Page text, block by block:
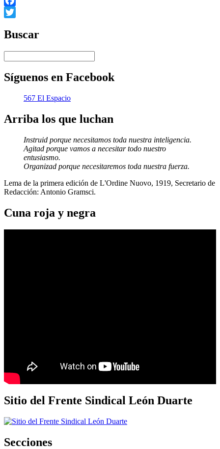
Facebook
Buscar
Síguenos en Facebook
567 El Espacio
Arriba los que luchan
Instruid porque necesitamos toda nuestra inteligencia.
Agitad porque vamos a necesitar todo nuestro
entusiasmo.
Organizad porque necesitaremos toda nuestra fuerza.
Lema de la primera edición de L'Ordine Nuovo, 1919, Secretario de
Redacción: Antonio Gramsci.
Cuna roja y negra
Sitio del Frente Sindical León Duarte
Secciones